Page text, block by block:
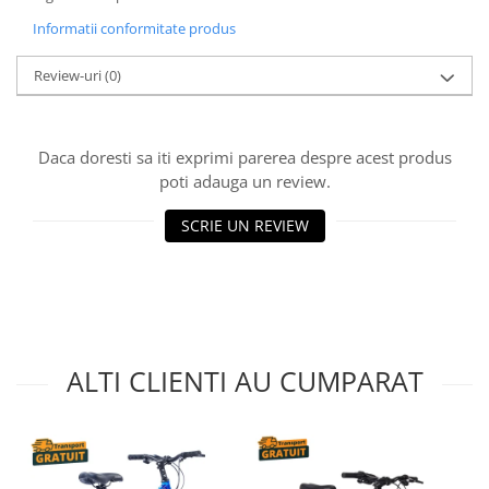
Informatii conformitate produs
Review-uri(0)
Daca doresti sa iti exprimi parerea despre acest produs
poti adauga un review.
SCRIE UN REVIEW
ALTI CLIENTI AU CUMPARAT